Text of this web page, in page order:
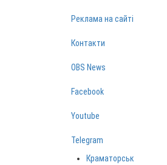
Реклама на сайті
Контакти
OBS News
Facebook
Youtube
Telegram
Краматорськ